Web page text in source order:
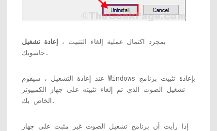
بمجرد اكتمال عملية إلغاء التثبيت ، إعادة تشغيل
حاسوبك.
عند إعادة التشغيل ، سيقوم Windows بإعادة تثبيت برنامج
تشغيل الصوت الذي تم إلغاء تثبيته على جهاز الكمبيوتر
الخاص بك.
إذا رأيت أن برنامج تشغيل الصوت غير مثبت على جهاز